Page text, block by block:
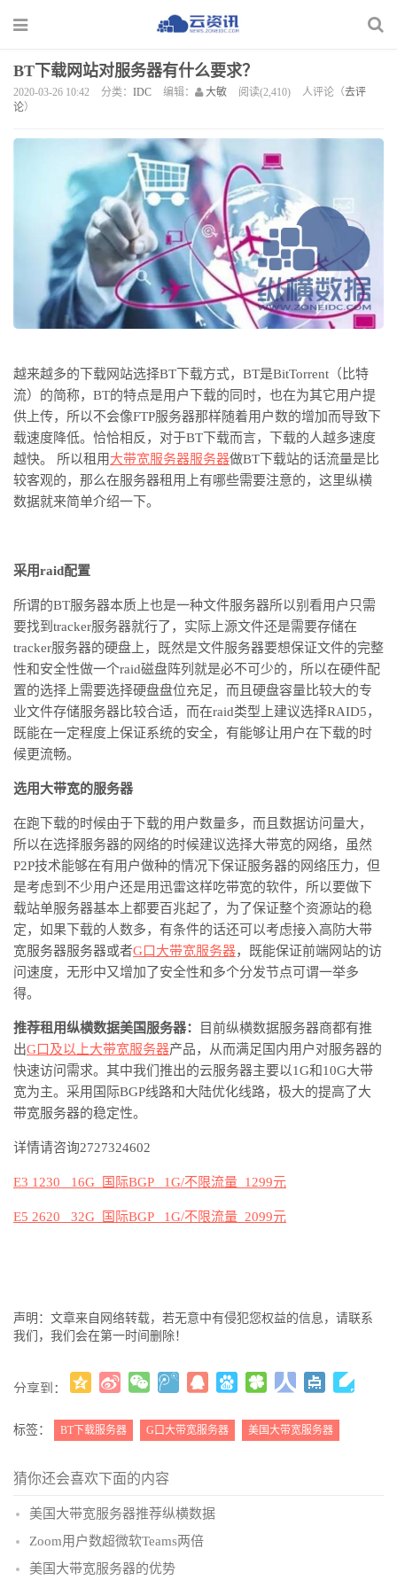
BT下载网站对服务器有什么要求？
2020-03-26 10:42 分类： IDC 编辑： 大敏 阅读(2,410) 人评论（去评
论）
越来越多的下载网站选择BT下载方式，BT是BitTorrent（比特
流）的简称，BT的特点是用户下载的同时，也在为其它用户提
供上传，所以不会像FTP服务器那样随着用户数的增加而导致下
载速度降低。恰恰相反，对于BT下载而言，下载的人越多速度
越快。 所以租用大带宽服务器服务器做BT下载站的话流量是比
较客观的，那么在服务器租用 上有哪些需要注意的，这里纵横
数据就来简单介绍一下。
采用raid配置
所谓的BT服务器本质上也是一种文件服务器所以别看用户只需
要找到tracker服务器就行了，实际上源文件还是需要存储在
tracker服务器的硬盘上，既然是文件服务器要想保证文件的完整
性和安全性做一个raid磁盘阵列就是必不可少的，所以在硬件配
置的选择上需要选择硬盘盘位充足，而且硬盘容量比较大的专
业文件存储服务器比较合适，而在raid类型上建议选择RAID5，
既能在一定程度上保证系统的安全，有能够让用户在下载的时
候更流畅。
选用大带宽的服务器
在跑下载的时候由于下载的用户数量多，而且数据访问量大，
所以在选择服务器的网络的时候建议选择大带宽的网络，虽然
P2P技术能够在有用户做种的情况下保证服务器的网络压力，但
是考虑到不少用户还是用迅雷这样吃带宽的软件，所以要做下
载站单服务器基本上都要百兆起了，为了保证整个资源站的稳
定，如果下载的人数多，有条件的话还可以考虑接入高防大带
宽服务器服务器或者G口大带宽服务器，既能保证前端网站的访
问速度，无形中又增加了安全性和多个分发节点可谓一举多
得。
推荐租用纵横数据美国服务器：
目前纵横数据服务器商都有推
出G口及以上大带宽服务器产品，从而满足国内用户对服务器的
快速访问需求。其中我们推出的云服务器主要以1G和10G大带
宽为主。采用国际BGP线路和大陆优化线路，极大的提高了大
带宽服务器的稳定性。
详情请咨询2727324602
E3 1230 16G 国际BGP 1G/不限流量 1299元
E5 2620 32G 国际BGP 1G/不限流量 2099元
声明：文章来自网络转载，若无意中有侵犯您权益的信息，请联系
我们，我们会在第一时间删除！
分享到：
( )
标签： BT下载服务器 G口大带宽服务器 美国大带宽服务器
猜你还会喜欢下面的内容
美国大带宽服务器推荐纵横数据
Zoom用户数超微软Teams两倍
美国大带宽服务器的优势